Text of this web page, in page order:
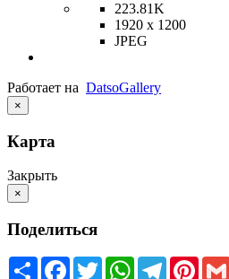
223.81K
1920 x 1200
JPEG
Работает на DatsoGallery
×
Карта
Закрыть
×
Поделиться
Share Facebook
TwitterWhatsApp
Telegram